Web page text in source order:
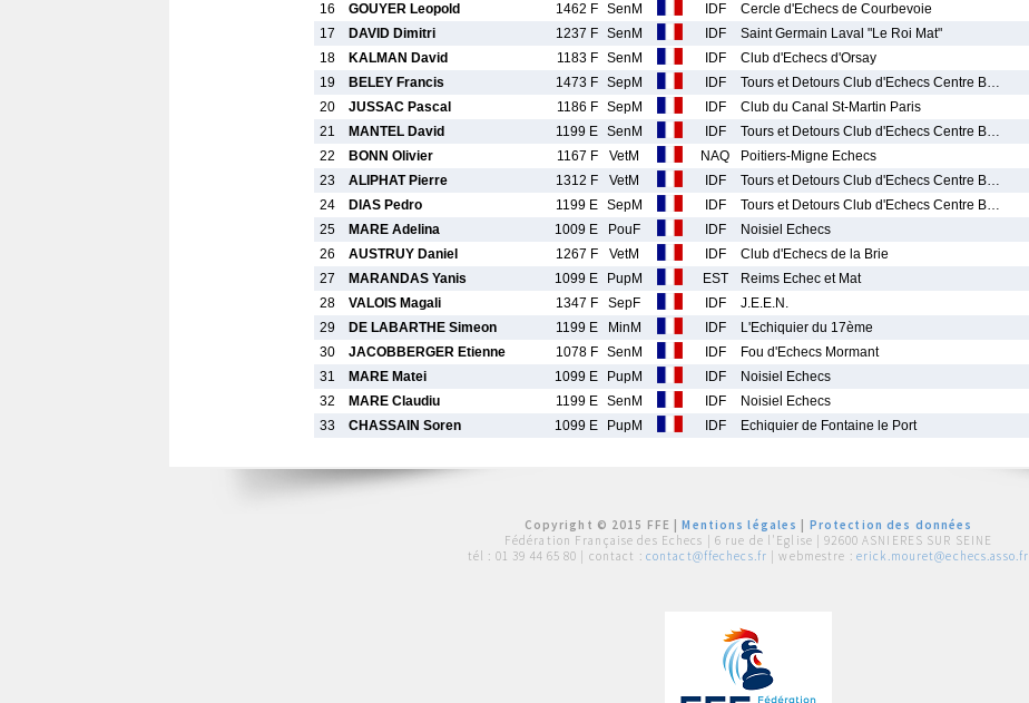
16
GOUYER Leopold 1462 F SenM IDF Cercle d'Echecs de Courbevoie
17
DAVID Dimitri 1237 F SenM IDF Saint Germain Laval "Le Roi Mat"
18
KALMAN David 1183 F SenM IDF Club d'Echecs d'Orsay
19
BELEY Francis 1473 F SepM IDF Tours et Detours Club d'Echecs Centre B…
20
JUSSAC Pascal 1186 F SepM IDF Club du Canal St-Martin Paris
21
MANTEL David 1199 E SenM IDF Tours et Detours Club d'Echecs Centre B…
22
BONN Olivier 1167 F VetM NAQ Poitiers-Migne Echecs
23
ALIPHAT Pierre 1312 F VetM IDF Tours et Detours Club d'Echecs Centre B…
24
DIAS Pedro 1199 E SepM IDF Tours et Detours Club d'Echecs Centre B…
25
MARE Adelina 1009 E PouF IDF Noisiel Echecs
26
AUSTRUY Daniel 1267 F VetM IDF Club d'Echecs de la Brie
27
MARANDAS Yanis 1099 E PupM EST Reims Echec et Mat
28
VALOIS Magali 1347 F SepF IDF J.E.E.N.
29
DE LABARTHE Simeon 1199 E MinM IDF L'Echiquier du 17ème
30
JACOBBERGER Etienne 1078 F SenM IDF Fou d'Echecs Mormant
31
MARE Matei 1099 E PupM IDF Noisiel Echecs
32
MARE Claudiu 1199 E SenM IDF Noisiel Echecs
33
CHASSAIN Soren 1099 E PupM IDF Echiquier de Fontaine le Port
Copyright © 2015 FFE |Mentions légales
Protection des données
Fédération Française des Echecs | 6 rue de l'Eglise | 92600 ASNIERES SUR SEINE
tél : 01 39 44 65 80 | contact : contact@ffechecs.fr | webmestre : erick.mouret@echecs.asso.fr